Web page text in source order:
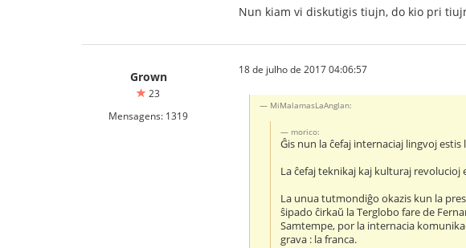
Nun kiam vi diskutigis tiujn, do kio pri
Grown
23
Mensagens: 1319
18 de julho de 2017 04:06:57
MiMalamasLaAnglan:
morico:
Ĝis nun la ĉefaj internaciaj lingvoj
La ĉefaj teknikaj kaj kulturaj revolucioj
La unua tutmondiĝo okazis kun la
ŝipado ĉirkaŭ la Terglobo fare de
Samtempe, por la internacia
grava : la franca.